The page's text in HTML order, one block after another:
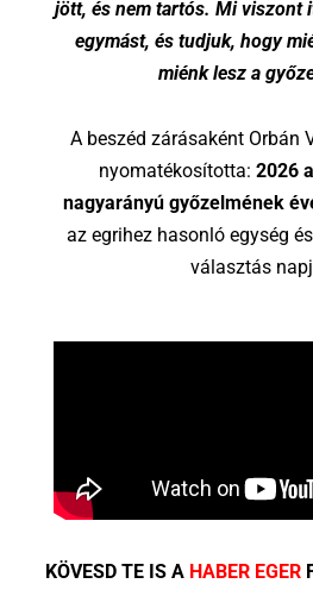
jött, és nem tartós. Mi viszont
egymást, és tudjuk, hogy
miénk lesz a
A beszéd zárásaként Orbán
nyomatékosította: 2026
nagyarányú győzelmének
az egrihez hasonló egység
választás
KÖVESD TE IS A HABER EGER